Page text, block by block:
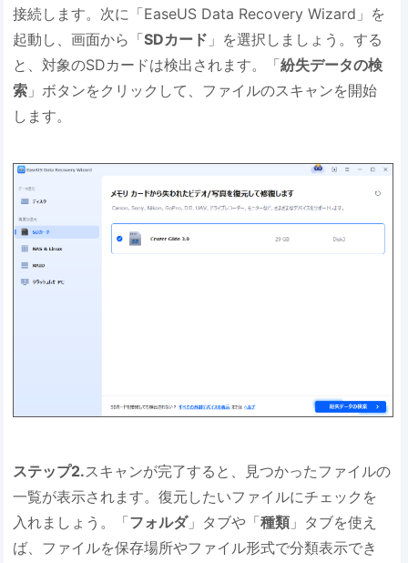
接続します。次に「EaseUS Data Recovery Wizard」を
起動し、画面から「SDカード 」を選択しましょう。する
と、対象のSDカードは検出されます。「紛失データの検
索 」ボタンをクリックして、ファイルのスキャンを開始
します。
ステップ2.スキャンが完了すると、見つかったファイルの
一覧が表示されます。復元したいファイルにチェックを
入れましょう。「フォルダ」タブや「種類 」タブを使え
ば、ファイルを保存場所やファイル形式で分類表示でき